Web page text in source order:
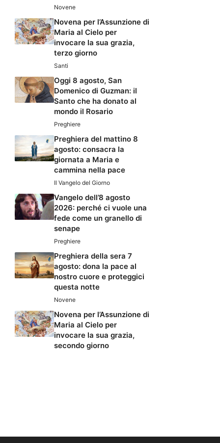
Novene
Novena per l’Assunzione di
Maria al Cielo per
invocare la sua grazia,
terzo giorno
Santi
Oggi 8 agosto, San
Domenico di Guzman: il
Santo che ha donato al
mondo il Rosario
Preghiere
Preghiera del mattino 8
agosto: consacra la
giornata a Maria e
cammina nella pace
Il Vangelo del Giorno
Vangelo dell’8 agosto
2026: perché ci vuole una
fede come un granello di
senape
Preghiere
Preghiera della sera 7
agosto: dona la pace al
nostro cuore e proteggici
questa notte
Novene
Novena per l’Assunzione di
Maria al Cielo per
invocare la sua grazia,
secondo giorno